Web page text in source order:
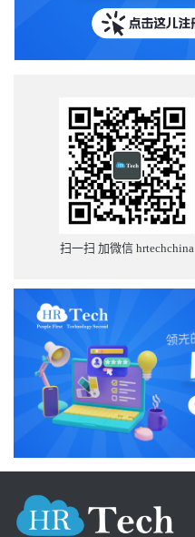
扫一扫 加微信 hrtechchina